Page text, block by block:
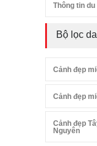
Thông tin
Bộ lọc
Cảnh đẹp
Cảnh đẹp
Cảnh đẹp
Nguyên